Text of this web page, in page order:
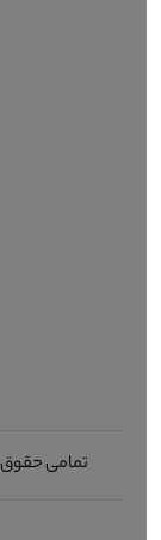
تمامی حقوق